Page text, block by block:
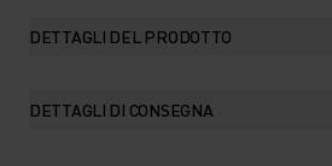
DETTAGLI DEL PRODOTTO
DETTAGLI DI CONSEGNA